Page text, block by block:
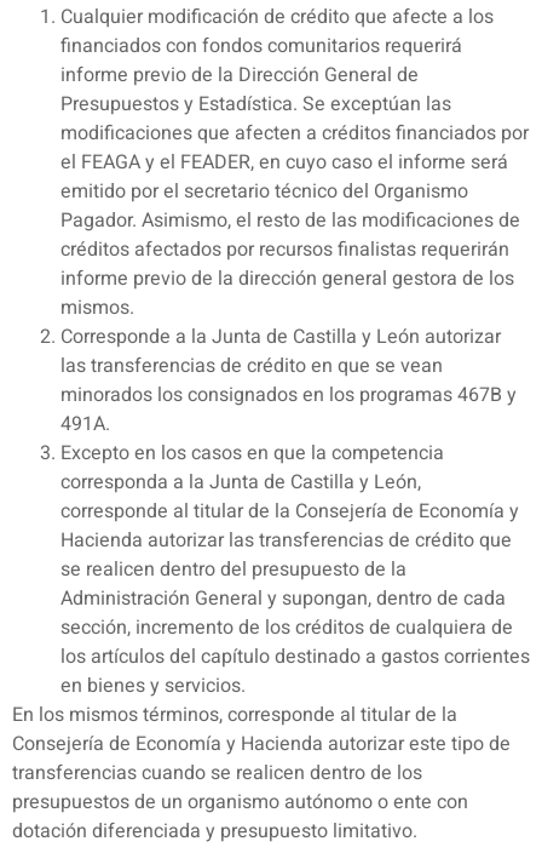
Cualquier modificación de crédito que afecte a los
financiados con fondos comunitarios requerirá
informe previo de la Dirección General de
Presupuestos y Estadística. Se exceptúan las
modificaciones que afecten a créditos financiados por
el FEAGA y el FEADER, en cuyo caso el informe será
emitido por el secretario técnico del Organismo
Pagador. Asimismo, el resto de las modificaciones de
créditos afectados por recursos finalistas requerirán
informe previo de la dirección general gestora de los
mismos.
Corresponde a la Junta de Castilla y León autorizar
las transferencias de crédito en que se vean
minorados los consignados en los programas 467B y
491A.
Excepto en los casos en que la competencia
corresponda a la Junta de Castilla y León,
corresponde al titular de la Consejería de Economía y
Hacienda autorizar las transferencias de crédito que
se realicen dentro del presupuesto de la
Administración General y supongan, dentro de cada
sección, incremento de los créditos de cualquiera de
los artículos del capítulo destinado a gastos corrientes
en bienes y servicios.
En los mismos términos, corresponde al titular de la
Consejería de Economía y Hacienda autorizar este tipo de
transferencias cuando se realicen dentro de los
presupuestos de un organismo autónomo o ente con
dotación diferenciada y presupuesto limitativo.